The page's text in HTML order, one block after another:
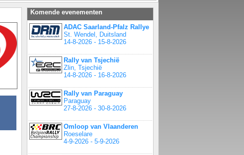
Komende evenementen
ADAC Saarland-Pfalz Rallye
St. Wendel, Duitsland
14-8-2026 - 15-8-2026
Rally van Tsjechië
Zlin, Tsjechië
14-8-2026 - 16-8-2026
Rally van Paraguay
Paraguay
27-8-2026 - 30-8-2026
Omloop van Vlaanderen
Roeselare
4-9-2026 - 5-9-2026